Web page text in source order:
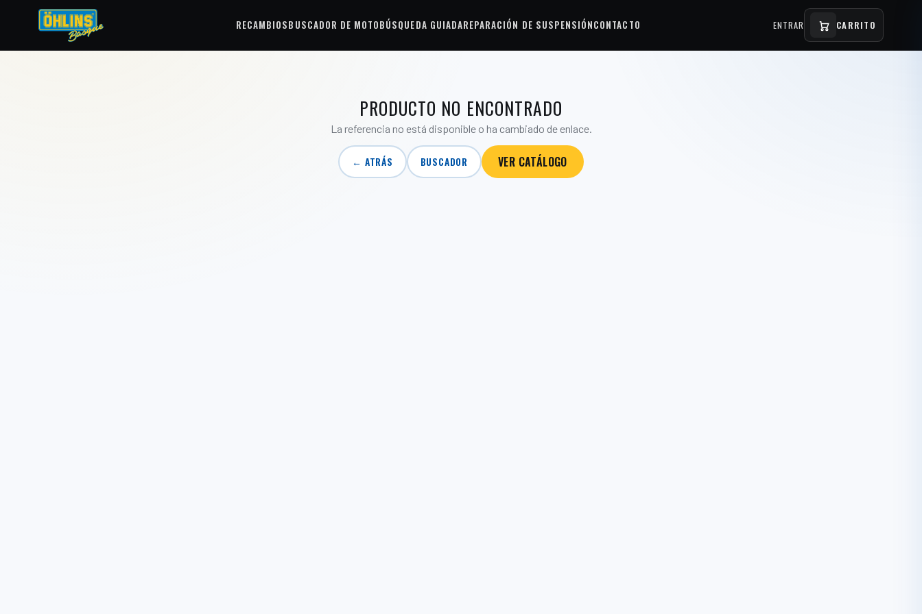
RECAMBIOSBUSCADOR DE MOTOBÚSQUEDA GUIADAREPARACIÓN DE SUSPENSIÓNCONTACTO ENTRAR CARRITO
PRODUCTO NO ENCONTRADO
La referencia no está disponible o ha cambiado de enlace.
← ATRÁS BUSCADOR VER CATÁLOGO